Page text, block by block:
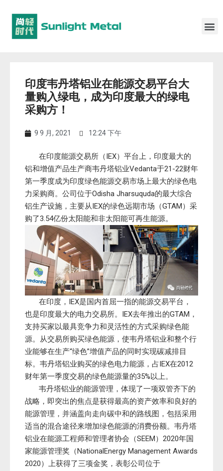
印度韦丹塔铝业在能源交易平台大
量购入绿电，成为印度最大的绿电
采购方！
9 9 月, 2021 12:24 下午
在印度能源交易所（IEX）平台上，印度最大的
铝和增值产品生产商韦丹塔铝业Vedanta于21-22财年
第一季度成为印度绿色能源交易市场上最大的绿色电
力采购商。公司位于Odisha Jharsuquda的最大综合
铝生产设施，主要从IEX的绿色远期市场（GTAM）采
购了3.54亿份太阳能和非太阳能可再生能源。
在印度，IEX是国内首屈一指的能源交易平台，
也是印度最大的电力交易所。IEX去年推出的GTAM，
支持买家以最具竞争力和灵活性的方式采购绿色能
源。从交易所购买绿色能源，使韦丹塔铝业和整个行
业能够在生产“绿色”增值产品的同时实现碳减排目
标。韦丹塔铝业购买的绿色电力能源，占IEX在2012
财年第一季度交易的绿色能源量的35%以上。
韦丹塔铝业的能源管理，体现了一项双管齐下的
战略，即突出的焦点是获得最高的资产效率和良好的
能源管理，并涵盖向走向碳中和的路线图，包括采用
适当的混合途径来增加绿色能源的消费份额。韦丹塔
铝业在能源工程师和管理者协会（SEEM）2020年国
家能源管理奖（NationalEnergy Management Awards
2020）上获得了三项金奖，表彰公司位于